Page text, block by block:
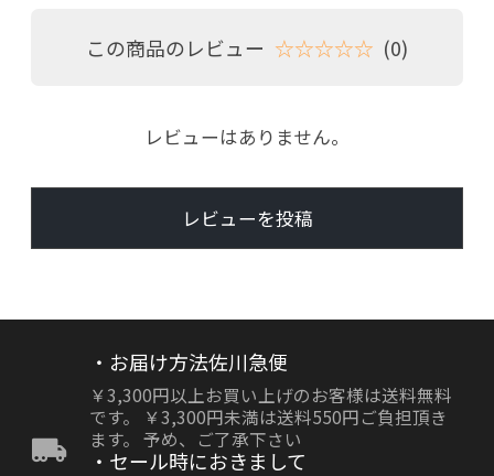
この商品のレビュー ☆☆☆☆☆ (0)
レビューはありません。
レビューを投稿
・お届け方法佐川急便
￥3,300円以上お買い上げのお客様は送料無料
です。 ￥3,300円未満は送料550円ご負担頂き
ます。 予め、ご了承下さい
・セール時におきまして